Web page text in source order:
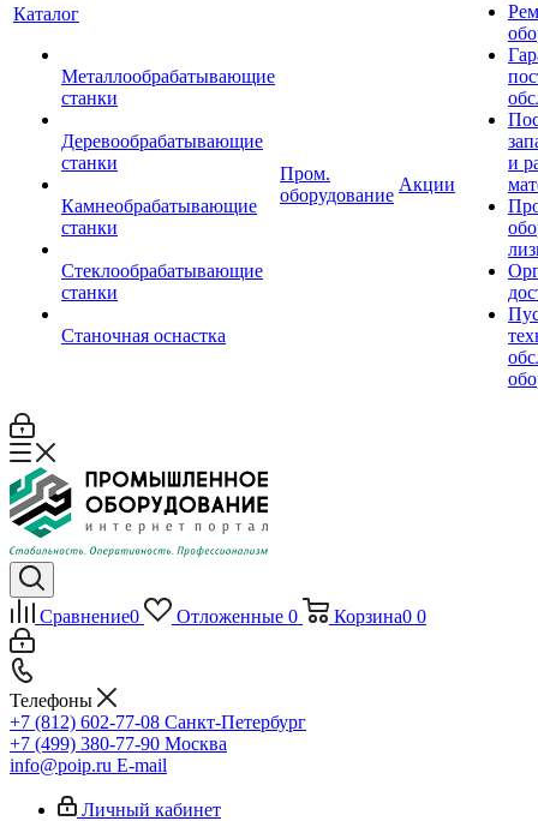
Каталог
Металлообрабатывающие
станки
Деревообрабатывающие
станки
Камнеобрабатывающие
станки
Стеклообрабатывающие
станки
Станочная оснастка
Пром.
оборудование
Акции
и
Сравнение0 Отложенные 0 Корзина0 0
Телефоны
+7 (812) 602-77-08 Санкт-Петербург
+7 (499) 380-77-90 Москва
info@poip.ru E-mail
Личный кабинет